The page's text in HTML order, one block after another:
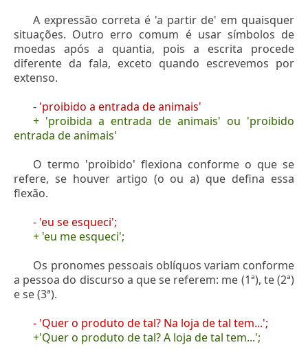
A expressão correta é 'a partir de' em quaisquer
situações. Outro erro comum é usar símbolos de
moedas após a quantia, pois a escrita procede
diferente da fala, exceto quando escrevemos por
extenso.
- 'proibido a entrada de animais'
+ 'proibida a entrada de animais' ou 'proibido
entrada de animais'
O termo 'proibido' flexiona conforme o que se
refere, se houver artigo (o ou a) que defina essa
flexão.
- 'eu se esqueci';
+ 'eu me esqueci';
Os pronomes pessoais oblíquos variam conforme
a pessoa do discurso a que se referem: me (1ª), te (2ª)
e se (3ª).
- 'Quer o produto de tal? Na loja de tal tem...';
+'Quer o produto de tal? A loja de tal tem...';